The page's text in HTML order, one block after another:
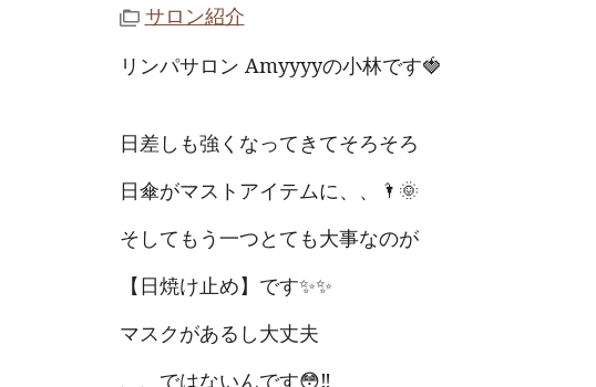
サロン紹介
リンパサロン Amyyyyの小林です🍓
日差しも強くなってきてそろそろ
日傘がマストアイテムに、、🌂🌞
そしてもう一つとても大事なのが
【日焼け止め】です✨✨
マスクがあるし大丈夫
、、ではないんです😳‼